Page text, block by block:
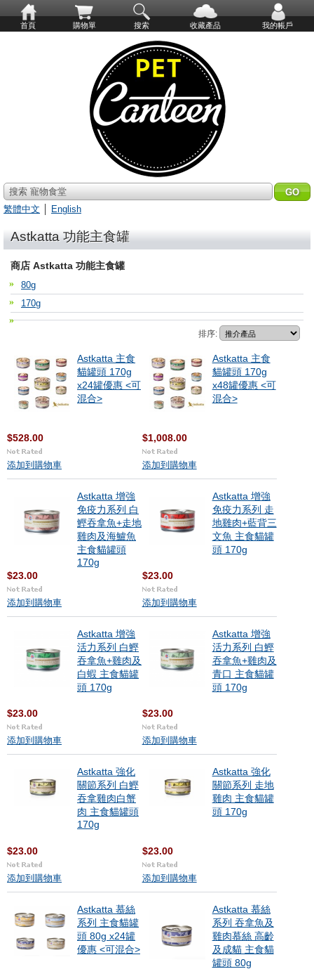
首頁 購物單 搜索 收藏產品 我的帳戶
搜索 寵物食堂
繁體中文
English
Astkatta 功能主食罐
商店 Astkatta 功能主食罐
80g
170g
排序:
Astkatta 主食
貓罐頭 170g
x24罐優惠 <可
混合>
$528.00
添加到購物車
Astkatta 主食
貓罐頭 170g
x48罐優惠 <可
混合>
$1,008.00
添加到購物車
Astkatta 增強
免疫力系列 白
鰹吞拿魚+走地
雞肉及海鱸魚
主食貓罐頭
170g
$23.00
添加到購物車
Astkatta 增強
免疫力系列 走
地雞肉+藍背三
文魚 主食貓罐
頭 170g
$23.00
添加到購物車
Astkatta 增強
活力系列 白鰹
吞拿魚+雞肉及
白蝦 主食貓罐
頭 170g
$23.00
添加到購物車
Astkatta 增強
活力系列 白鰹
吞拿魚+雞肉及
青口 主食貓罐
頭 170g
$23.00
添加到購物車
Astkatta 強化
關節系列 白鰹
吞拿雞肉白蟹
肉 主食貓罐頭
170g
$23.00
添加到購物車
Astkatta 強化
關節系列 走地
雞肉 主食貓罐
頭 170g
$23.00
添加到購物車
Astkatta 慕絲
系列 主食貓罐
頭 80g x24罐
優惠 <可混合>
Astkatta 慕絲
系列 吞拿魚及
雞肉慕絲 高齡
及成貓 主食貓
罐頭 80g